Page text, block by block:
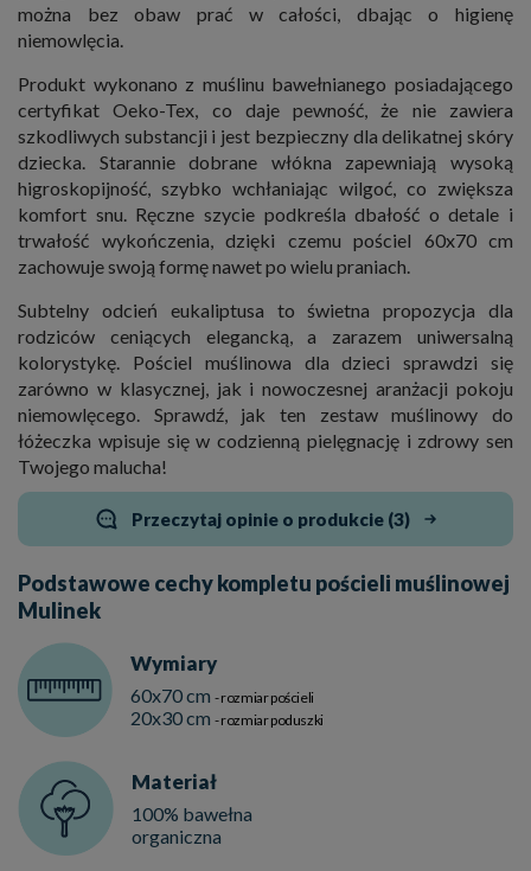
można bez obaw prać w całości, dbając o higienę
niemowlęcia.
Produkt wykonano z muślinu bawełnianego posiadającego
certyfikat Oeko-Tex, co daje pewność, że nie zawiera
szkodliwych substancji i jest bezpieczny dla delikatnej skóry
dziecka. Starannie dobrane włókna zapewniają wysoką
higroskopijność, szybko wchłaniając wilgoć, co zwiększa
komfort snu. Ręczne szycie podkreśla dbałość o detale i
trwałość wykończenia, dzięki czemu pościel 60x70 cm
zachowuje swoją formę nawet po wielu praniach.
Subtelny odcień eukaliptusa to świetna propozycja dla
rodziców ceniących elegancką, a zarazem uniwersalną
kolorystykę. Pościel muślinowa dla dzieci sprawdzi się
zarówno w klasycznej, jak i nowoczesnej aranżacji pokoju
niemowlęcego. Sprawdź, jak ten zestaw muślinowy do
łóżeczka wpisuje się w codzienną pielęgnację i zdrowy sen
Twojego malucha!
Przeczytaj opinie o produkcie (3)
Podstawowe cechy kompletu pościeli muślinowej
Mulinek
Wymiary
60x70 cm - rozmiar pościeli
20x30 cm - rozmiar poduszki
Materiał
100% bawełna
organiczna